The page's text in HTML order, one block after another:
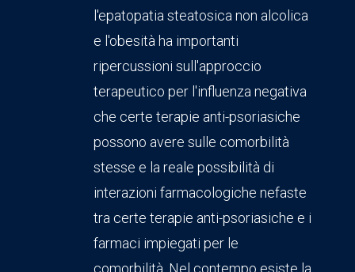
l'epatopatia steatosica non alcolica
e l'obesità ha importanti
ripercussioni sull'approccio
terapeutico per l'influenza negativa
che certe terapie anti-psoriasiche
possono avere sulle comorbilità
stesse e la reale possibilità di
interazioni farmacologiche nefaste
tra certe terapie anti-psoriasiche e i
farmaci impiegati per le